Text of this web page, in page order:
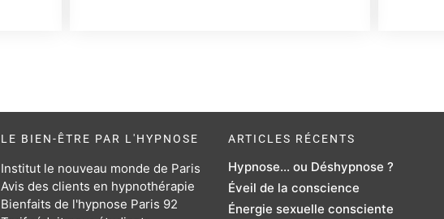
LE BIEN-ÊTRE PAR L'HYPNOSE
Institut le nouveau monde de Paris
Avis des clients en hypnothérapie
Bienfaits de l'hypnose Paris 92
ARTICLES RÉCENTS
Hypnose... ou Déshypnose ?
Éveil de la conscience
Énergie sexuelle consciente